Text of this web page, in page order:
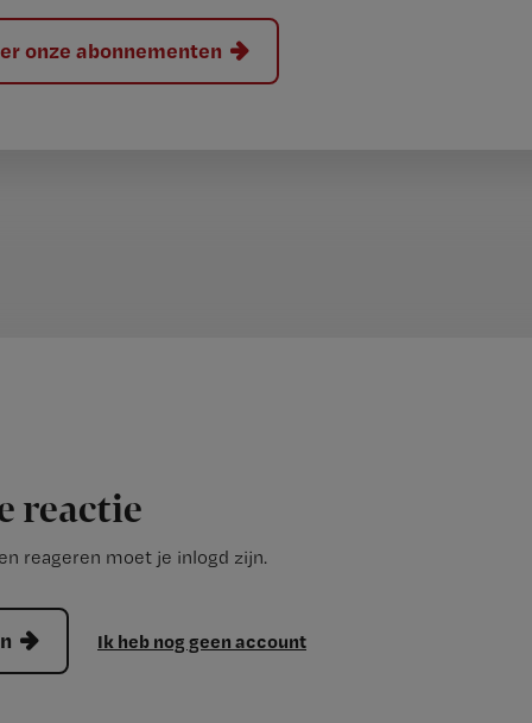
onze abonnementen
reactie
reageren moet je inlogd zijn.
Ik heb nog geen account